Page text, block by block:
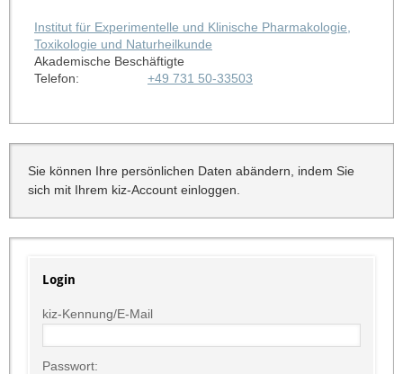
Institut für Experimentelle und Klinische Pharmakologie,
Toxikologie und Naturheilkunde
Akademische Beschäftigte
Telefon:
+49 731 50-33503
Sie können Ihre persönlichen Daten abändern, indem Sie
sich mit Ihrem kiz-Account einloggen.
Login
kiz-Kennung/E-Mail
Passwort: